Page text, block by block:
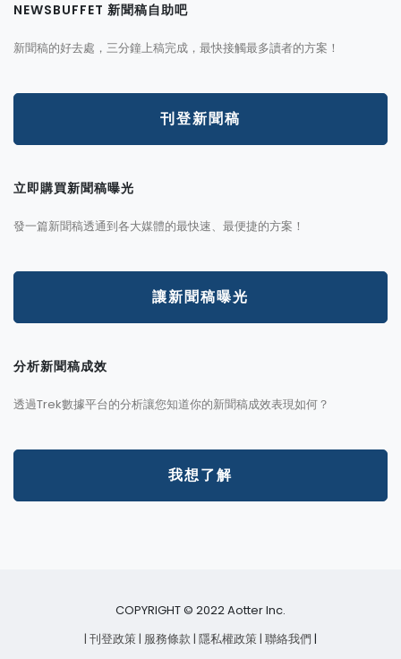
NEWSBUFFET 新聞稿自助吧
新聞稿的好去處，三分鐘上稿完成，最快接觸最多讀者的方案！
刊登新聞稿
立即購買新聞稿曝光
發一篇新聞稿透通到各大媒體的最快速、最便捷的方案！
讓新聞稿曝光
分析新聞稿成效
透過Trek數據平台的分析讓您知道你的新聞稿成效表現如何？
我想了解
COPYRIGHT © 2022 Aotter Inc.
| 刊登政策| 服務條款| 隱私權政策| 聯絡我們 |